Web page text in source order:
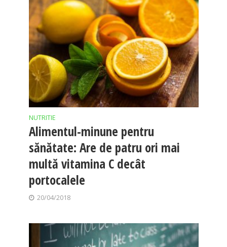
NUTRITIE
Alimentul-minune pentru
sănătate: Are de patru ori mai
multă vitamina C decât
portocalele
20/04/2018